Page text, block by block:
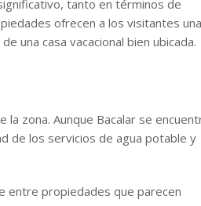
tanto en términos de
ofrecen a los visitantes una
una casa vacacional bien ubicada.
zona. Aunque Bacalar se
de los servicios de agua potable y
entre propiedades que parecen